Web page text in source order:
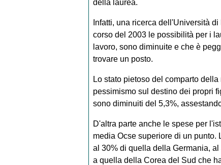
della laurea.
Infatti, una ricerca dell'Università
corso del 2003 le possibilità per i
lavoro, sono diminuite e che è
trovare un posto.
Lo stato pietoso del comparto
pessimismo sul destino dei propri
sono diminuiti del 5,3%,
D'altra parte anche le spese per
media Ocse superiore di un
al 30% di quella della Germania,
a quella della Corea del Sud che